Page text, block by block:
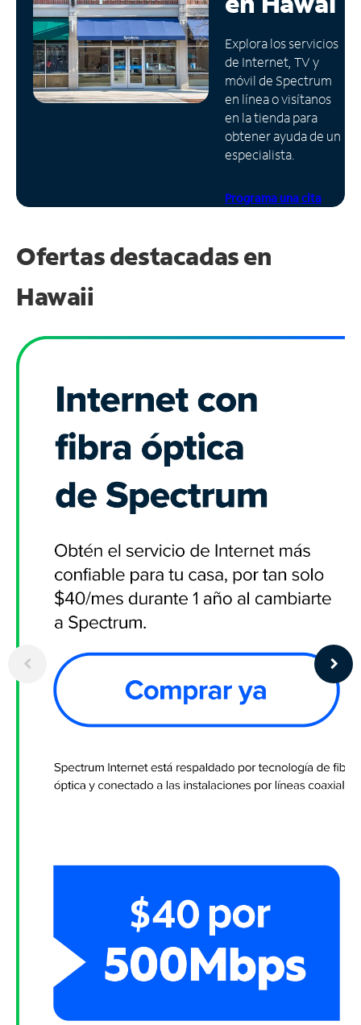
Administrar
cuenta
Encuentra
una
tienda
Explora los servicios
de Internet, TV y
móvil de Spectrum
en línea o visítanos
en la tienda para
obtener ayuda de un
especialista.
Programa una cita
Ofertas destacadas en
Hawaii